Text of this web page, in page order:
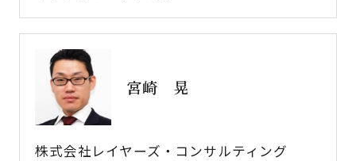
宮崎 晃
株式会社レイヤーズ・コンサルティング